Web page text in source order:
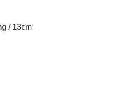
/ 13cm